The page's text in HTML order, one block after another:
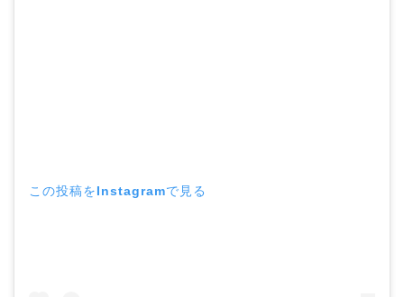
この投稿をInstagramで見る